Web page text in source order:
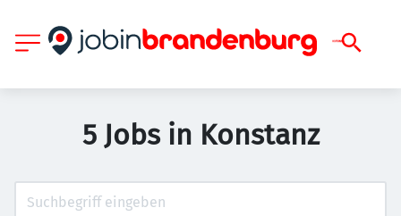
5 Jobs in Konstanz